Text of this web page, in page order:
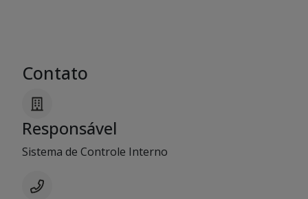
Contato
Responsável
Sistema de Controle Interno